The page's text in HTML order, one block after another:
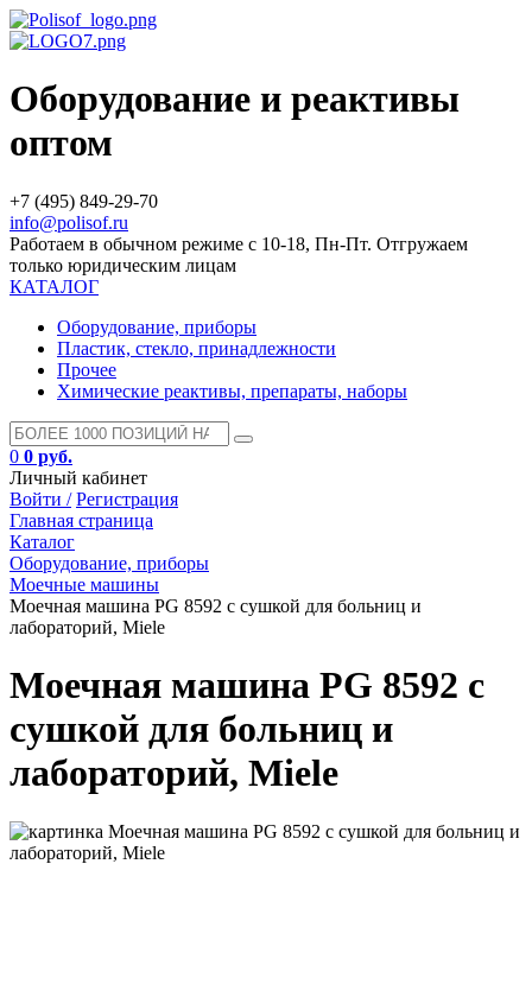
Оборудование и реактивы
оптом
+7 (495) 849-29-70
info@polisof.ru
Работаем в обычном режиме с 10-18, Пн-Пт. Отгружаем
только юридическим лицам
КАТАЛОГ
Оборудование, приборы
Пластик, стекло, принадлежности
Прочее
Химические реактивы, препараты, наборы
0 0 руб.
Личный кабинет
Войти / Регистрация
Главная страница
Каталог
Оборудование, приборы
Моечные машины
Моечная машина PG 8592 с сушкой для больниц и
лабораторий, Miele
Моечная машина PG 8592 с
сушкой для больниц и
лабораторий, Miele